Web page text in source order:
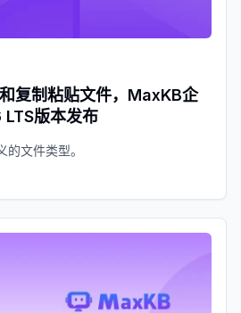
复制粘贴文件，MaxKB企
LTS版本发布
文件类型。